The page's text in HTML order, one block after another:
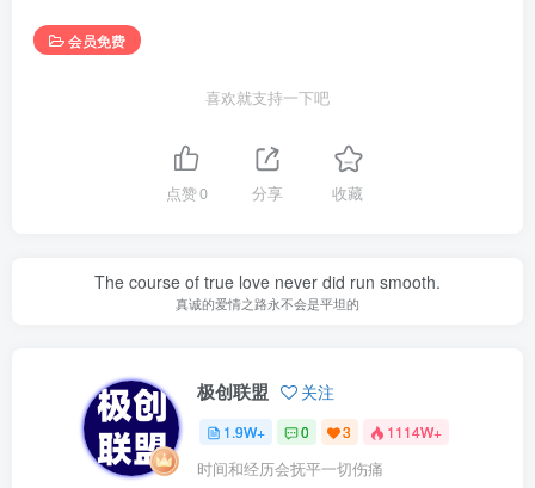
会员免费
喜欢就支持一下吧
点赞0 分享 收藏
The course of true love never did run smooth.
真诚的爱情之路永不会是平坦的
极创联盟 关注
1.9W+ 0 3 1114W+
时间和经历会抚平一切伤痛